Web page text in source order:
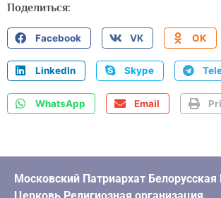
Поделиться:
Facebook VK OK
LinkedIn Skype
WhatsApp Email
Московский Патриархат Белорусская